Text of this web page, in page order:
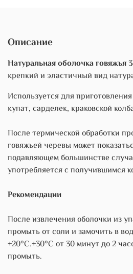
Описание
Натуральная оболочка говяжья
крепкий и эластичный вид
Используется для
купат, сарделек, краковской
После термической обработки
говяжьей черевы может
подавляющем большинстве
употребляется с получившимся
Рекомендации
После извлечения оболочки из
промыть от соли и замочить в
+20°С.+30°С от 30 минут до 2
промыть.